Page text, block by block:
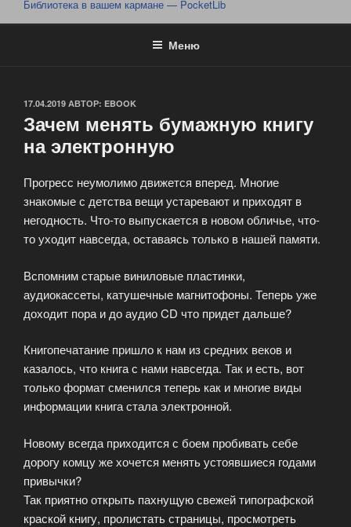
Библиотека в вашем кармане — PocketLib
Меню
ОПУБЛИКОВАНО
17.04.2019 АВТОР: EBOOK
Зачем менять бумажную книгу
на электронную
Прогресс неумолимо движется вперед. Многие
знакомые с детства вещи устаревают и приходят в
негодность. Что-то выпускается в новом обличье, что-
то уходит навсегда, оставаясь только в нашей памяти.
Вспомним старые виниловые пластинки,
аудиокассеты, катушечные магнитофоны. Теперь уже
доходит пора и до аудио CD что придет дальше?
Книгопечатание пришло к нам из средних веков и
казалось, что книга с нами навсегда. Так и есть, вот
только формат сменился теперь как и многие виды
информации книга стала электронной.
Новому всегда приходится с боем пробивать себе
дорогу комцу же хочется менять устоявшиеся годами
привычки?
Так приятно открыть пахнущую свежей типографской
краской книгу, пролистать страницы, просмотреть